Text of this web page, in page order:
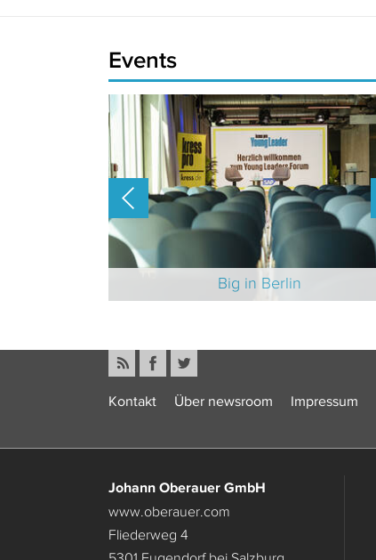
Events
Big in Berlin
Kontakt Über newsroom Impressum
Johann Oberauer GmbH
www.oberauer.com
Fliederweg 4